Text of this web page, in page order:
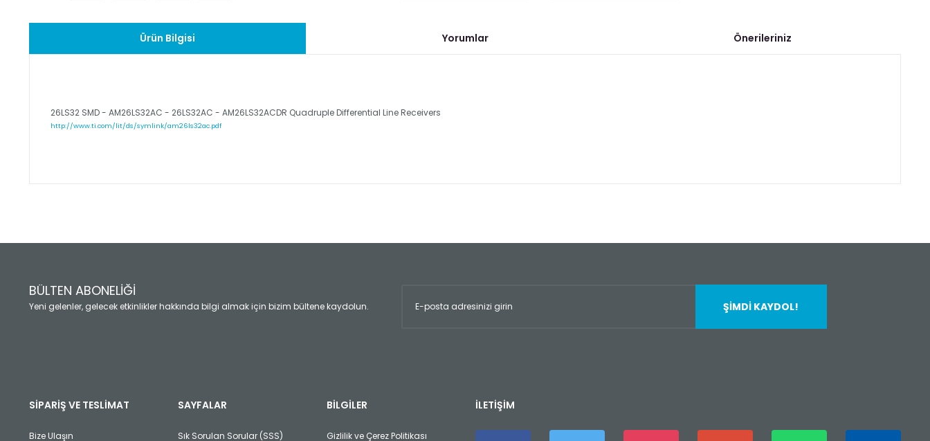
Ürün Bilgisi Yorumlar Önerileriniz
26LS32 SMD - AM26LS32AC - 26LS32AC - AM26LS32ACDR Quadruple Differential Line Receivers
http://www.ti.com/lit/ds/symlink/am26ls32ac.pdf
Yorum Yaz
Ürün açıklamasında eksik bilgiler bulunuyor.
Ürün fiyatı diğer sitelerden daha pahalı.
Bu ürüne benzer farklı alternatifler olmalı.
BÜLTEN ABONELİĞİ
Yeni gelenler, gelecek etkinlikler hakkında bilgi almak için bizim bültene kaydolun. ŞİMDİ KAYDOL!
SİPARİŞ VE TESLİMAT
Bize Ulaşın
SAYFALAR
Sık Sorulan Sorular (SSS)
BİLGİLER
Gizlilik ve Çerez Politikası
İLETİŞİM